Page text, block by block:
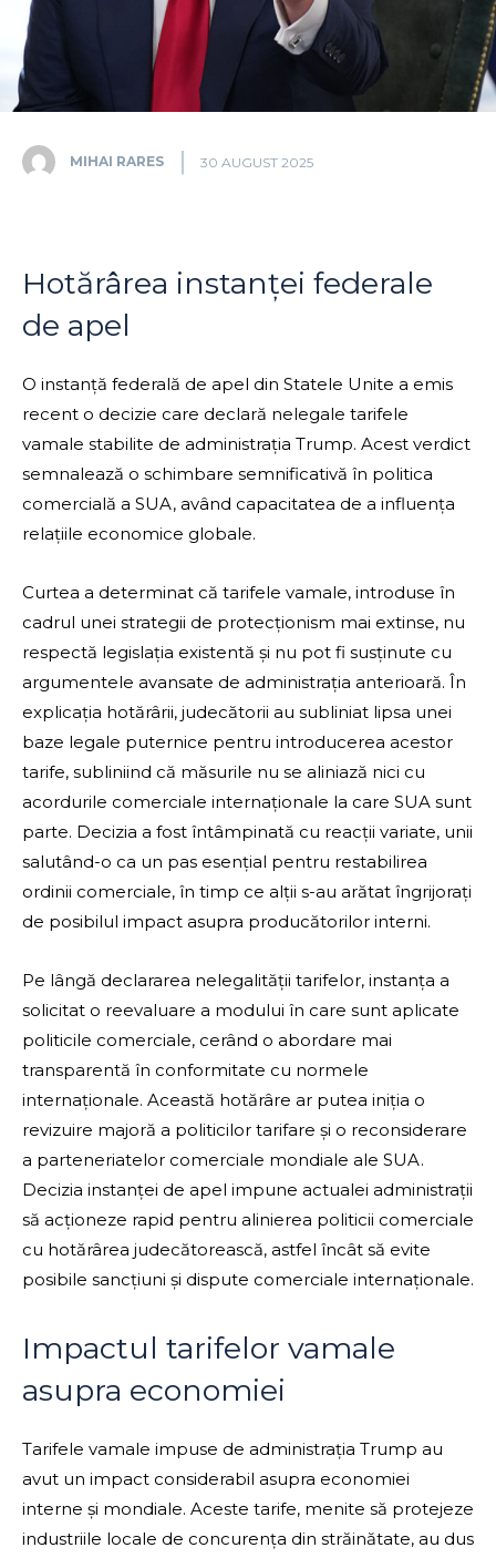
MIHAI RARES 30 AUGUST 2025
Hotărârea instanței federale
de apel
O instanță federală de apel din Statele Unite a emis
recent o decizie care declară nelegale tarifele
vamale stabilite de administrația Trump. Acest verdict
semnalează o schimbare semnificativă în politica
comercială a SUA, având capacitatea de a influența
relațiile economice globale.
Curtea a determinat că tarifele vamale, introduse în
cadrul unei strategii de protecționism mai extinse, nu
respectă legislația existentă și nu pot fi susținute cu
argumentele avansate de administrația anterioară. În
explicația hotărârii, judecătorii au subliniat lipsa unei
baze legale puternice pentru introducerea acestor
tarife, subliniind că măsurile nu se aliniază nici cu
acordurile comerciale internaționale la care SUA sunt
parte. Decizia a fost întâmpinată cu reacții variate, unii
salutând-o ca un pas esențial pentru restabilirea
ordinii comerciale, în timp ce alții s-au arătat îngrijorați
de posibilul impact asupra producătorilor interni.
Pe lângă declararea nelegalității tarifelor, instanța a
solicitat o reevaluare a modului în care sunt aplicate
politicile comerciale, cerând o abordare mai
transparentă în conformitate cu normele
internaționale. Această hotărâre ar putea iniția o
revizuire majoră a politicilor tarifare și o reconsiderare
a parteneriatelor comerciale mondiale ale SUA.
Decizia instanței de apel impune actualei administrații
să acționeze rapid pentru alinierea politicii comerciale
cu hotărârea judecătorească, astfel încât să evite
posibile sancțiuni și dispute comerciale internaționale.
Impactul tarifelor vamale
asupra economiei
Tarifele vamale impuse de administrația Trump au
avut un impact considerabil asupra economiei
interne și mondiale. Aceste tarife, menite să protejeze
industriile locale de concurența din străinătate, au dus